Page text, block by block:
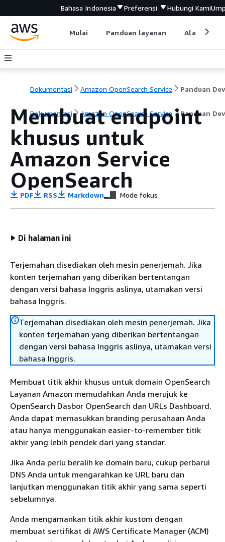
Bahasa Indonesia Preferensi Hubungi Kami
Mulai Panduan layanan Alat
Dokumentasi Amazon OpenSearch Service
Dokumentasi Amazon OpenSearch Service Panduan
Membuat endpoint
khusus untuk
Amazon Service
OpenSearch
PDF RSS Markdown Mode fokus
Di halaman ini
Terjemahan disediakan oleh mesin penerjemah. Jika
konten terjemahan yang diberikan bertentangan
dengan versi bahasa Inggris aslinya, utamakan versi
bahasa Inggris.
Terjemahan disediakan oleh mesin penerjemah. Jika
konten terjemahan yang diberikan bertentangan
dengan versi bahasa Inggris aslinya, utamakan versi
bahasa Inggris.
Membuat titik akhir khusus untuk domain OpenSearch
Layanan Amazon memudahkan Anda merujuk ke
OpenSearch Dasbor OpenSearch dan URLs Dashboard.
Anda dapat memasukkan branding perusahaan Anda
atau hanya menggunakan easier-to-remember titik
akhir yang lebih pendek dari yang standar.
Jika Anda perlu beralih ke domain baru, cukup perbarui
DNS Anda untuk mengarahkan ke URL baru dan
lanjutkan menggunakan titik akhir yang sama seperti
sebelumnya.
Anda mengamankan titik akhir kustom dengan
membuat sertifikat di AWS Certificate Manager (ACM)